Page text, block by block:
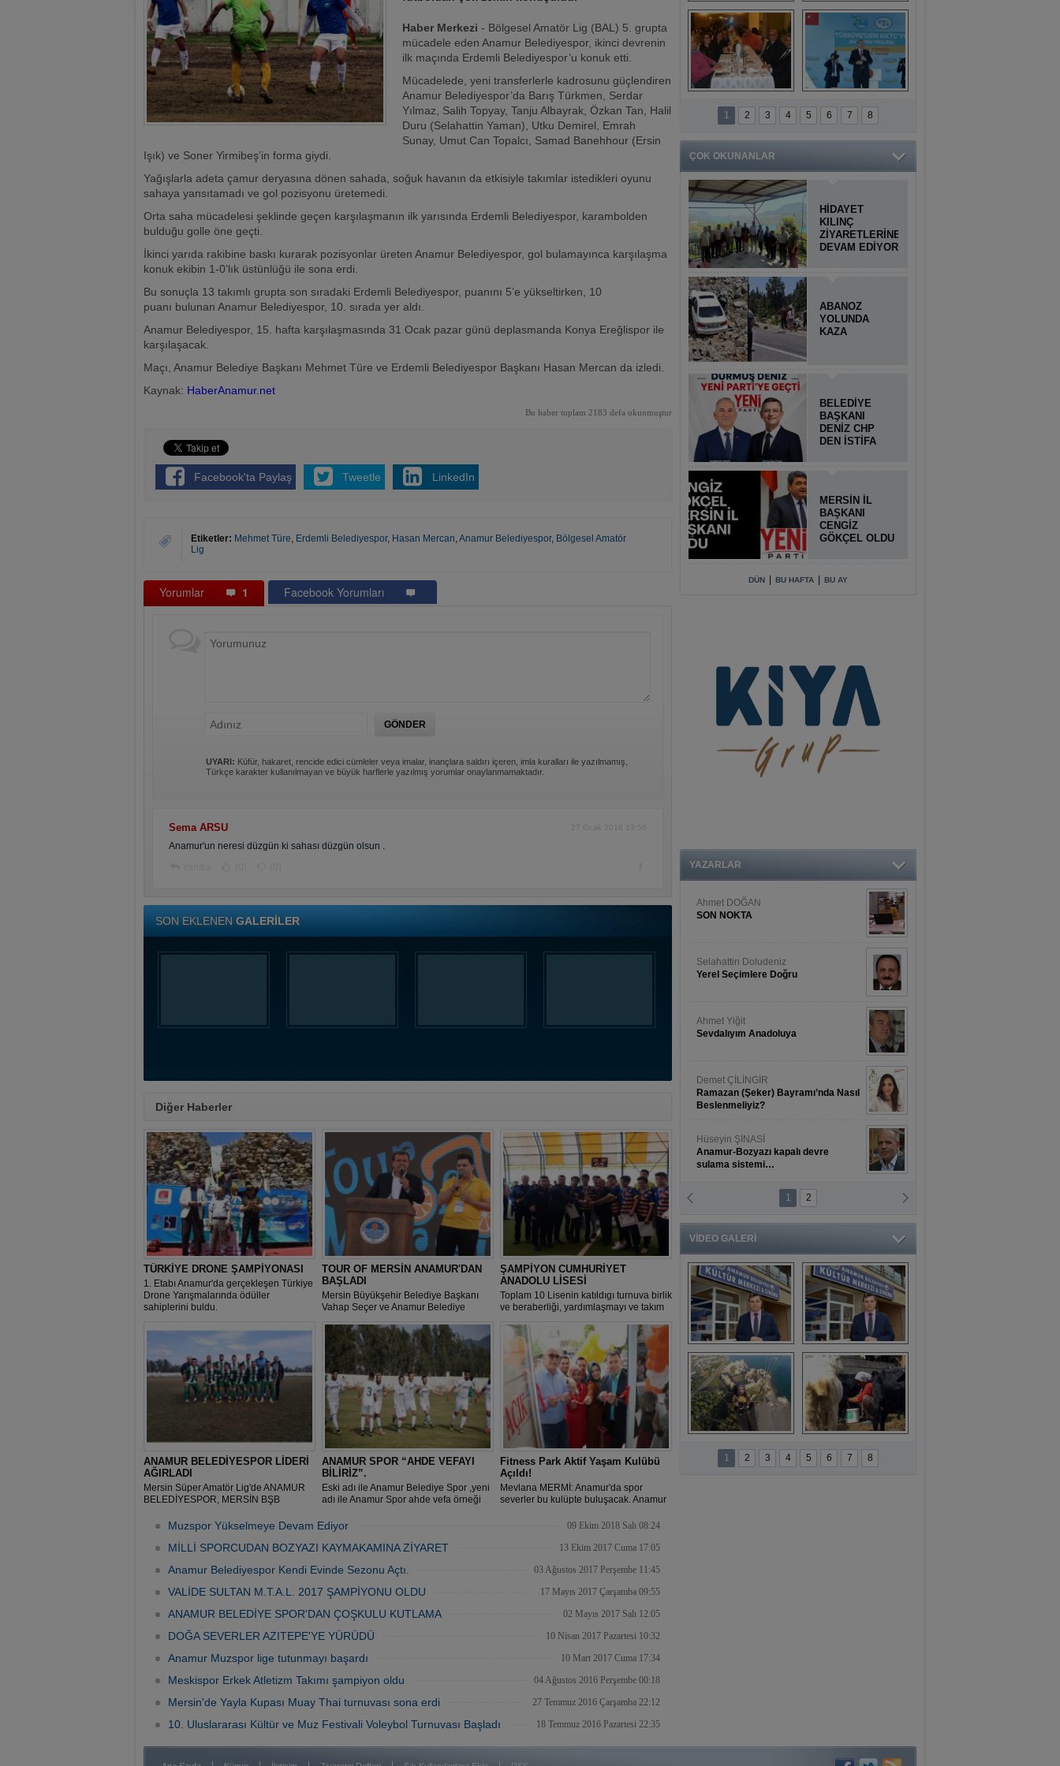
Haber Merkezi - Bölgesel Amatör Lig (BAL) 5. grupta
mücadele eden Anamur Belediyespor, ikinci devrenin
ilk maçında Erdemli Belediyespor’u konuk etti.
Mücadelede, yeni transferlerle kadrosunu güçlendiren
Anamur Belediyespor’da Barış Türkmen, Serdar
Yılmaz, Salih Topyay, Tanju Albayrak, Özkan Tan, Halil
Duru (Selahattin Yaman), Utku Demirel, Emrah
Sunay, Umut Can Topalcı, Samad Banehhour (Ersin
Işık) ve Soner Yirmibeş’in forma giydi.
Yağışlarla adeta çamur deryasına dönen sahada, soğuk havanın da etkisiyle takımlar istedikleri oyunu
sahaya yansıtamadı ve gol pozisyonu üretemedi.
Orta saha mücadelesi şeklinde geçen karşılaşmanın ilk yarısında Erdemli Belediyespor, karambolden
bulduğu golle öne geçti.
İkinci yarıda rakibine baskı kurarak pozisyonlar üreten Anamur Belediyespor, gol bulamayınca karşılaşma
konuk ekibin 1-0’lık üstünlüğü ile sona erdi.
Bu sonuçla 13 takımlı grupta son sıradaki Erdemli Belediyespor, puanını 5’e yükseltirken, 10
puanı bulunan Anamur Belediyespor, 10. sırada yer aldı.
Anamur Belediyespor, 15. hafta karşılaşmasında 31 Ocak pazar günü deplasmanda Konya Ereğlispor ile
karşılaşacak.
Maçı, Anamur Belediye Başkanı Mehmet Türe ve Erdemli Belediyespor Başkanı Hasan Mercan da izledi.
Kaynak: HaberAnamur.net
Bu haber toplam 2183 defa okunmuştur
Facebook'ta Paylaş Tweetle LinkedIn
Etiketler: Mehmet Türe, Erdemli Belediyespor, Hasan Mercan,Anamur Belediyespor, Bölgesel Amatör
Lig
Yorumlar 1 Facebook Yorumları
UYARI: Küfür, hakaret, rencide edici cümleler veya imalar, inançlara saldırı içeren, imla kuralları ile yazılmamış,
Türkçe karakter kullanılmayan ve büyük harflerle yazılmış yorumlar onaylanmamaktadır.
Sema ARSU 27 Ocak 2016 13:56
Anamur'un neresi düzgün ki sahası düzgün olsun .
SON EKLENEN GALERİLER
Diğer Haberler
TÜRKİYE DRONE ŞAMPİYONASI
1. Etabı Anamur'da gerçekleşen Türkiye
Drone Yarışmalarında ödüller
sahiplerini buldu.
TOUR OF MERSİN ANAMUR'DAN
BAŞLADI
Mersin Büyükşehir Belediye Başkanı
Vahap Seçer ve Anamur Belediye
Saçkan Kavşağı'ndan startını verdiği 5.
'TOUR OF MERSİN ULUSLARARASI
MERSİN BİSİKLET YARIŞLARI' başladı.
ŞAMPİYON CUMHURİYET
ANADOLU LİSESİ
Toplam 10 Lisenin katıldıgı turnuva birlik
ve beraberliği, yardımlaşmayı ve takım
kazandırmış, son derece centilmence
öğrencilerimize yakışır müsabakalar
yapılmıştır.
ANAMUR BELEDİYESPOR LİDERİ
AĞIRLADI
Mersin Süper Amatör Lig'de ANAMUR
BELEDİYESPOR, MERSİN BŞB
ANAMUR SPOR “AHDE VEFAYI
BİLİRİZ”.
Eski adı ile Anamur Belediye Spor ,yeni
adı ile Anamur Spor ahde vefa örneği
Fitness Park Aktif Yaşam Kulübü
Açıldı!
Mevlana MERMİ: Anamur'da spor
severler bu kulüpte buluşacak. Anamur
Esnaf ve sanatkarlar Odası
Muzspor Yükselmeye Devam Ediyor 09 Ekim 2018 Salı 08:24
MİLLİ SPORCUDAN BOZYAZI KAYMAKAMINA ZİYARET 13 Ekim 2017 Cuma 17:05
Anamur Belediyespor Kendi Evinde Sezonu Açtı. 03 Ağustos 2017 Perşembe 11:45
VALİDE SULTAN M.T.A.L. 2017 ŞAMPİYONU OLDU 17 Mayıs 2017 Çarşamba 09:55
ANAMUR BELEDİYE SPOR'DAN ÇOŞKULU KUTLAMA 02 Mayıs 2017 Salı 12:05
DOĞA SEVERLER AZITEPE'YE YÜRÜDÜ 10 Nisan 2017 Pazartesi 10:32
Anamur Muzspor lige tutunmayı başardı 10 Mart 2017 Cuma 17:34
Meskispor Erkek Atletizm Takımı şampiyon oldu 04 Ağustos 2016 Perşembe 00:18
Mersin'de Yayla Kupası Muay Thai turnuvası sona erdi 27 Temmuz 2016 Çarşamba 22:12
10. Uluslararası Kültür ve Muz Festivali Voleybol Turnuvası Başladı 18 Temmuz 2016 Pazartesi 22:35
Titiopolis Antik
Kenti tanıtımı
Doğan Cüceloğlu,
İstanbul’da Mersinli
hemşerileriyle
buluştu
Anamurlular
Buluşması
KKTC’ye Su Temin
Projesi açılışı
1 2 3 4 5 6 7 8
ÇOK OKUNANLAR
HİDAYET
KILINÇ
ZİYARETLERİNE
DEVAM EDİYOR
ABANOZ
YOLUNDA
KAZA
BELEDİYE
BAŞKANI
DENİZ CHP
DEN İSTİFA
MERSİN İL
BAŞKANI
CENGİZ
GÖKÇEL OLDU
DÜN BU HAFTA BU AY
YAZARLAR
Ahmet DOĞAN
SON NOKTA
Selahattin Doludeniz
Yerel Seçimlere Doğru
Ahmet Yiğit
Sevdalıyım Anadoluya
Demet ÇİLİNGİR
Ramazan (Şeker) Bayramı’nda Nasıl
Beslenmeliyiz?
Hüseyin ŞİNASİ
Anamur-Bozyazı kapalı devre
sulama sistemi…
Bünyesinde Bahar Şöleni
1 2
VİDEO GALERİ
Başkan Türe'den
sansür açıklaması
Mahsun
Kırmızıgül’ün
filmine başkan
Mehmet Türe’den
sansür!
paraşütüne ilgi
artıyor
Hatice Gelin
belgeseli
1 2 3 4 5 6 7 8